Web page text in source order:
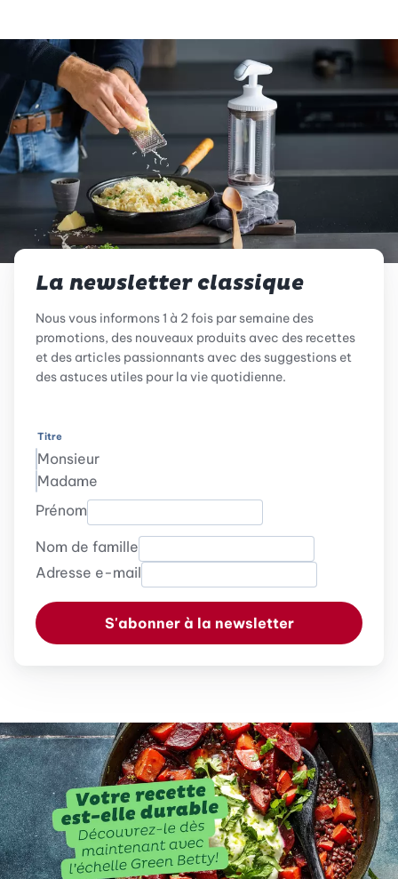
La newsletter classique
Nous vous informons 1 à 2 fois par semaine des
promotions, des nouveaux produits avec des recettes
et des articles passionnants avec des suggestions et
des astuces utiles pour la vie quotidienne.
Titre
Monsieur
Madame
Prénom
Nom de famille
Adresse e-mail
S'abonner à la newsletter